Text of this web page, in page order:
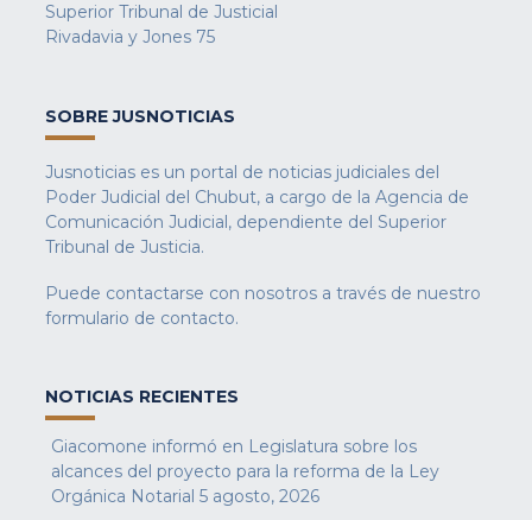
Superior Tribunal de Justicial
Rivadavia y Jones 75
SOBRE JUSNOTICIAS
Jusnoticias es un portal de noticias judiciales del
Poder Judicial del Chubut, a cargo de la Agencia de
Comunicación Judicial, dependiente del Superior
Tribunal de Justicia.
Puede contactarse con nosotros a través de nuestro
formulario de contacto.
NOTICIAS RECIENTES
Giacomone informó en Legislatura sobre los
alcances del proyecto para la reforma de la Ley
Orgánica Notarial 5 agosto, 2026